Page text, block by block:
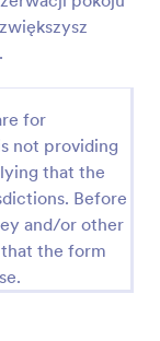
for
not providing
that the
Before
and/or other
the form
też
Twoi
do skutku.